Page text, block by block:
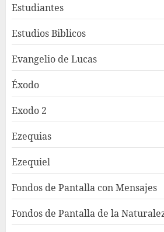
Estudiantes
Estudios Biblicos
Evangelio de Lucas
Éxodo
Exodo 2
Ezequias
Ezequiel
Fondos de Pantalla con Mensajes
Fondos de Pantalla de la